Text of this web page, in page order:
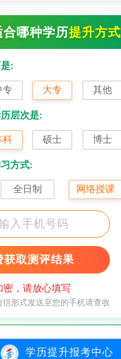
哪种学历提升方式
:
专 大专 其他
层次是:
科 硕士 博士
方式:
全日制 网络授课
获取测评结果
密，请放心填写
形式发送至您的手机请查收
学历提升报考中心